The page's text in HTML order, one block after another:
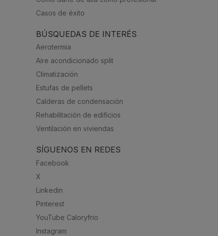
Casos de éxito
BÚSQUEDAS DE INTERÉS
Aerotermia
Aire acondicionado split
Climatización
Estufas de pellets
Calderas de condensación
Rehabilitación de edificios
Ventilación en viviendas
SÍGUENOS EN REDES
Facebook
X
Linkedin
Pinterest
YouTube Caloryfrio
Instagram